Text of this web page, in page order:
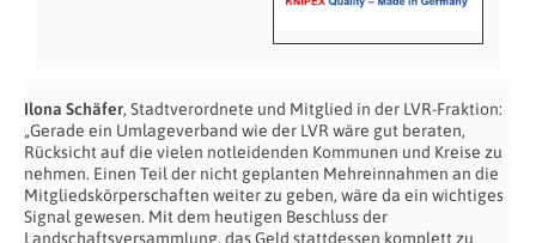
Ilona Schäfer, Stadtverordnete und Mitglied in der LVR-Fraktion:
„Gerade ein Umlageverband wie der LVR wäre gut beraten,
Rücksicht auf die vielen notleidenden Kommunen und Kreise zu
nehmen. Einen Teil der nicht geplanten Mehreinnahmen an die
Mitgliedskörperschaften weiter zu geben, wäre da ein wichtiges
Signal gewesen. Mit dem heutigen Beschluss der
Landschaftsversammlung, das Geld stattdessen komplett zu